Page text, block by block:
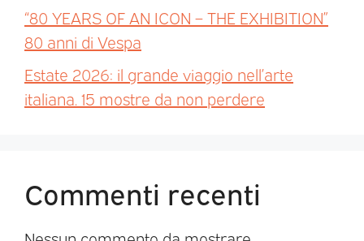
“80 YEARS OF AN ICON – THE EXHIBITION”
80 anni di Vespa
Estate 2026: il grande viaggio nell’arte
italiana. 15 mostre da non perdere
Commenti recenti